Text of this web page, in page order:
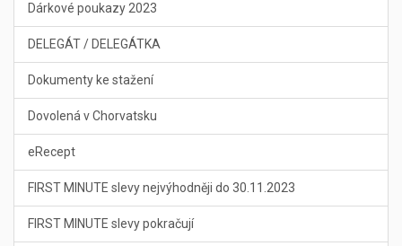
Dárkové poukazy 2023
DELEGÁT / DELEGÁTKA
Dokumenty ke stažení
Dovolená v Chorvatsku
eRecept
FIRST MINUTE slevy nejvýhodněji do 30.11.2023
FIRST MINUTE slevy pokračují